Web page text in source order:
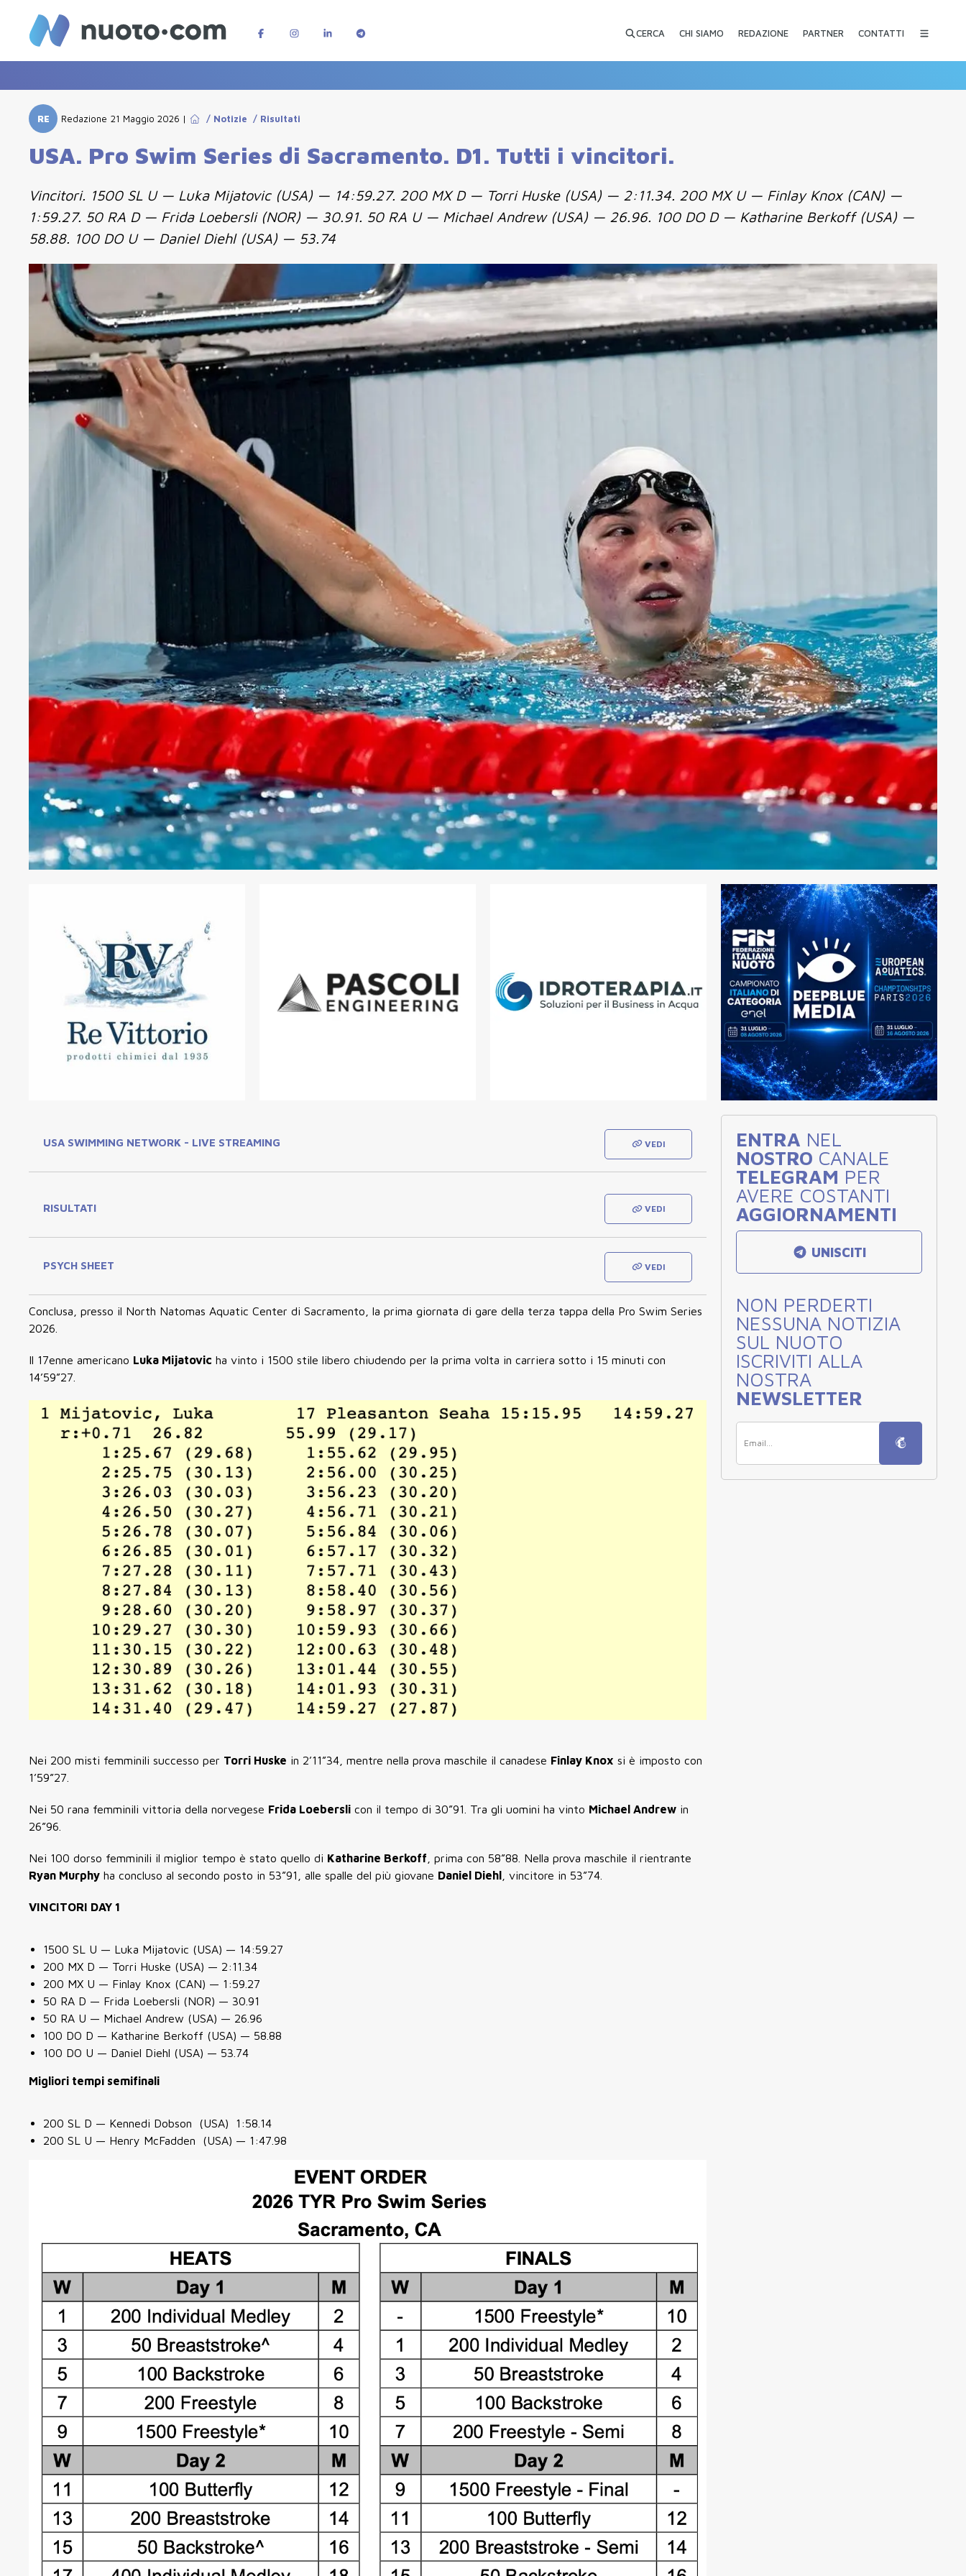
CERCA CHI SIAMO REDAZIONE PARTNER CONTATTI
RE Redazione 21 Maggio 2026 | / Notizie / Risultati
USA. Pro Swim Series di Sacramento. D1. Tutti i vincitori.
Vincitori. 1500 SL U — Luka Mijatovic (USA) — 14:59.27. 200 MX D — Torri Huske (USA) — 2:11.34. 200 MX U — Finlay Knox (CAN) —
1:59.27. 50 RA D — Frida Loebersli (NOR) — 30.91. 50 RA U — Michael Andrew (USA) — 26.96. 100 DO D — Katharine Berkoff (USA) —
58.88. 100 DO U — Daniel Diehl (USA) — 53.74
USA SWIMMING NETWORK - LIVE STREAMING VEDI
RISULTATI VEDI
PSYCH SHEET VEDI
Conclusa, presso il North Natomas Aquatic Center di Sacramento, la prima giornata di gare della terza tappa della Pro Swim Series
2026.
Il 17enne americano Luka Mijatovic ha vinto i 1500 stile libero chiudendo per la prima volta in carriera sotto i 15 minuti con
14’59”27.
Nei 200 misti femminili successo per Torri Huske in 2’11”34, mentre nella prova maschile il canadese Finlay Knox si è imposto con
1’59”27.
Nei 50 rana femminili vittoria della norvegese Frida Loebersli con il tempo di 30”91. Tra gli uomini ha vinto Michael Andrew in
26”96.
Nei 100 dorso femminili il miglior tempo è stato quello di Katharine Berkoff , prima con 58”88. Nella prova maschile il rientrante
Ryan Murphy ha concluso al secondo posto in 53”91, alle spalle del più giovane Daniel Diehl , vincitore in 53”74.
VINCITORI DAY 1
1500 SL U — Luka Mijatovic (USA) — 14:59.27
200 MX D — Torri Huske (USA) — 2:11.34
200 MX U — Finlay Knox (CAN) — 1:59.27
50 RA D — Frida Loebersli (NOR) — 30.91
50 RA U — Michael Andrew (USA) — 26.96
100 DO D — Katharine Berkoff (USA) — 58.88
100 DO U — Daniel Diehl (USA) — 53.74
Migliori tempi semifinali
200 SL D — Kennedi Dobson (USA) 1:58.14
200 SL U — Henry McFadden (USA) — 1:47.98
ENTRA NEL
NOSTRO CANALE
TELEGRAM PER
AVERE COSTANTI
AGGIORNAMENTI
UNISCITI
NON PERDERTI
NESSUNA NOTIZIA
SUL NUOTO
ISCRIVITI ALLA
NOSTRA
NEWSLETTER